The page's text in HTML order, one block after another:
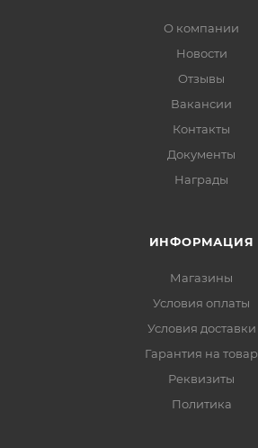
О компании
Новости
Отзывы
Вакансии
Контакты
Документы
Награды
ИНФОРМАЦИЯ
Магазины
Условия оплаты
Условия доставки
Гарантия на товар
Реквизиты
Политика